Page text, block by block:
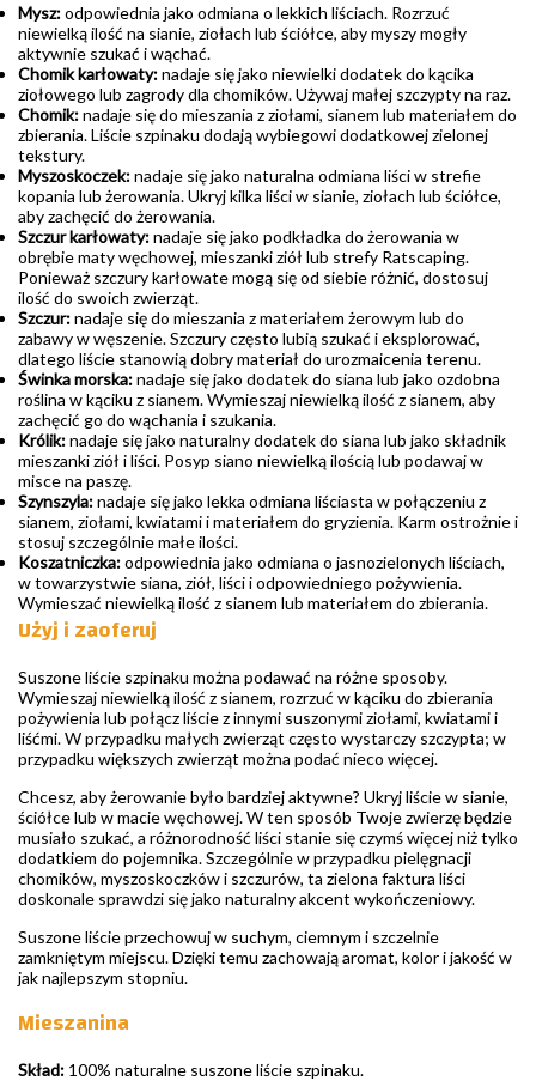
Mysz:odpowiednia jako odmiana o lekkich liściach. Rozrzuć
niewielką ilość na sianie, ziołach lub ściółce, aby myszy mogły
aktywnie szukać i wąchać.
Chomik karłowaty:nadaje się jako niewielki dodatek do kącika
ziołowego lub zagrody dla chomików. Używaj małej szczypty na raz.
Chomik:nadaje się do mieszania z ziołami, sianem lub materiałem do
zbierania. Liście szpinaku dodają wybiegowi dodatkowej zielonej
tekstury.
Myszoskoczek:nadaje się jako naturalna odmiana liści w strefie
kopania lub żerowania. Ukryj kilka liści w sianie, ziołach lub ściółce,
aby zachęcić do żerowania.
Szczur karłowaty:nadaje się jako podkładka do żerowania w
obrębie maty węchowej, mieszanki ziół lub strefy Ratscaping.
Ponieważ szczury karłowate mogą się od siebie różnić, dostosuj
ilość do swoich zwierząt.
Szczur:nadaje się do mieszania z materiałem żerowym lub do
zabawy w węszenie. Szczury często lubią szukać i eksplorować,
dlatego liście stanowią dobry materiał do urozmaicenia terenu.
Świnka morska:nadaje się jako dodatek do siana lub jako ozdobna
roślina w kąciku z sianem. Wymieszaj niewielką ilość z sianem, aby
zachęcić go do wąchania i szukania.
Królik:nadaje się jako naturalny dodatek do siana lub jako składnik
mieszanki ziół i liści. Posyp siano niewielką ilością lub podawaj w
misce na paszę.
Szynszyla:nadaje się jako lekka odmiana liściasta w połączeniu z
sianem, ziołami, kwiatami i materiałem do gryzienia. Karm ostrożnie i
stosuj szczególnie małe ilości.
Koszatniczka:odpowiednia jako odmiana o jasnozielonych liściach,
w towarzystwie siana, ziół, liści i odpowiedniego pożywienia.
Wymieszać niewielką ilość z sianem lub materiałem do zbierania.
Użyj i zaoferuj
Suszone liście szpinaku można podawać na różne sposoby.
Wymieszaj niewielką ilość z sianem, rozrzuć w kąciku do zbierania
pożywienia lub połącz liście z innymi suszonymi ziołami, kwiatami i
liśćmi. W przypadku małych zwierząt często wystarczy szczypta; w
przypadku większych zwierząt można podać nieco więcej.
Chcesz, aby żerowanie było bardziej aktywne? Ukryj liście w sianie,
ściółce lub w macie węchowej. W ten sposób Twoje zwierzę będzie
musiało szukać, a różnorodność liści stanie się czymś więcej niż tylko
dodatkiem do pojemnika. Szczególnie w przypadku pielęgnacji
chomików, myszoskoczków i szczurów, ta zielona faktura liści
doskonale sprawdzi się jako naturalny akcent wykończeniowy.
Suszone liście przechowuj w suchym, ciemnym i szczelnie
zamkniętym miejscu. Dzięki temu zachowają aromat, kolor i jakość w
jak najlepszym stopniu.
Mieszanina
Skład: 100% naturalne suszone liście szpinaku.